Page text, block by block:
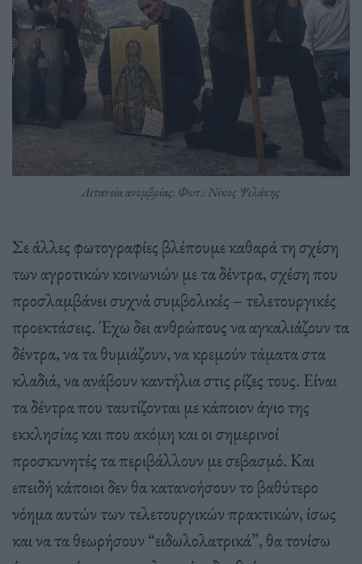
Λιτανεία ανομβρίας. Φωτ.: Νίκος Ψιλάκης
Σε άλλες φωτογραφίες βλέπουμε καθαρά τη σχέση
των αγροτικών κοινωνιών με τα δέντρα, σχέση που
προσλαμβάνει συχνά συμβολικές – τελετουργικές
προεκτάσεις. Έχω δει ανθρώπους να αγκαλιάζουν τα
δέντρα, να τα θυμιάζουν, να κρεμούν τάματα στα
κλαδιά, να ανάβουν καντήλια στις ρίζες τους. Είναι
τα δέντρα που ταυτίζονται με κάποιον άγιο της
εκκλησίας και που ακόμη και οι σημερινοί
προσκυνητές τα περιβάλλουν με σεβασμό. Και
επειδή κάποιοι δεν θα κατανοήσουν το βαθύτερο
νόημα αυτών των τελετουργικών πρακτικών, ίσως
και να τα θεωρήσουν “ειδωλολατρικά”, θα τονίσω